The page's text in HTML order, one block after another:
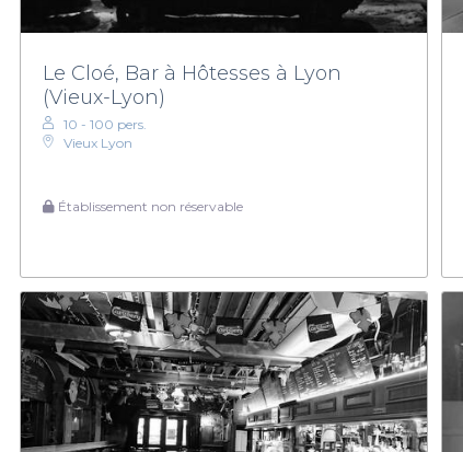
Le Cloé, Bar à Hôtesses à Lyon
(Vieux-Lyon)
10 - 100 pers.
Vieux Lyon
Établissement non réservable